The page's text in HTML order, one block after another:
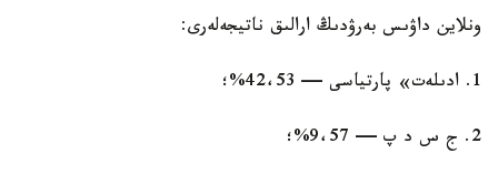
ونلاين داۋىس بەرۋدىڭ ارالىق ناتيجەلەرى:
1. ادىلەت» پارتياسى — 42،53%؛
2. ج س د پ — 9،57%؛